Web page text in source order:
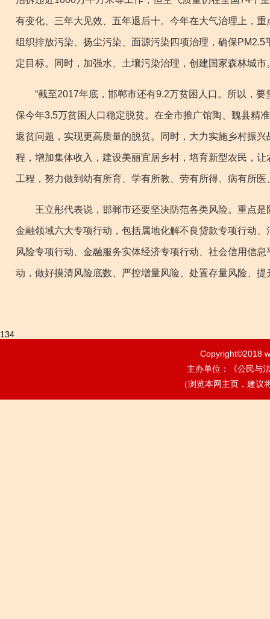
有变化、三年大见效、五年退后十。今年在大气治理上，
组织排放污染、扬尘污染、面源污染四项治理，确保
定目标。同时，加强水、土壤污染治理，创建国家森林城市
“截至2017年底，邯郸市还有9.2万贫困人口。所以，要
保今年3.5万贫困人口稳定脱贫。在全市推广馆陶、魏县精
返贫问题，实现更高质量的脱贫。同时，大力实施乡村振
程，增加集体收入，建设美丽宜居乡村，培育新型农民，
工程，努力做到幼有所育、学有所教、劳有所得、病有所
王立彤代表说，邯郸市还要坚决防范各类风险。重点是
金融领域六大专项行动，包括属地化解不良贷款专项行动
风险专项行动、金融服务实体经济专项行动、社会信用信
动，做好摸清风险底数、严控增量风险、处置存量风险、
134
Copyright©2018
主办单位：《公民与
（浏览本网主页，建